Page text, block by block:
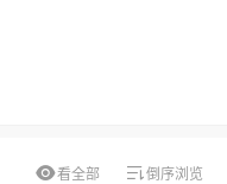
看全部 倒序浏览